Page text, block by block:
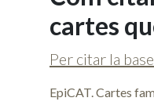
cartes
Per citar la
EpiCAT. Cartes